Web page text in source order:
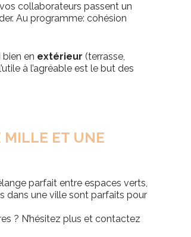
collaborateurs passent un
Au programme: cohésion
bien en extérieur (terrasse,
à l’agréable est le but des
MILLE ET UNE
parfait entre espaces verts,
dans une ville sont parfaits pour
? N’hésitez plus et contactez